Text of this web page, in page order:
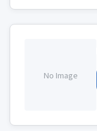
No Image